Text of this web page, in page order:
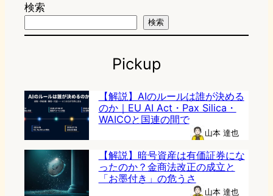
検索
検索
Pickup
【解説】AIのルールは誰が決める
のか｜EU AI Act・Pax Silica・
WAICOと国連の間で
山本 達也
【解説】暗号資産は有価証券にな
ったのか？金商法改正の成立と
「お墨付き」の危うさ
山本 達也